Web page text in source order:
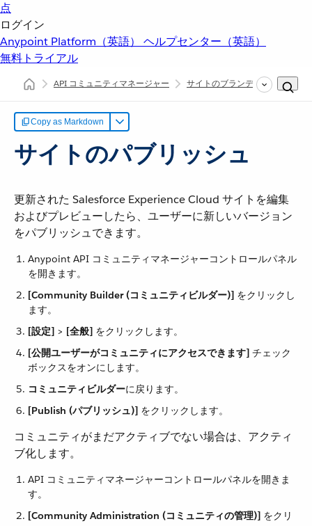
点
ログイン
Anypoint Platform（英語） ヘルプセンター（英語）
無料トライアル
API コミュニティマネージャー サイトのブランディングとカス
Copy as Markdown
サイトのパブリッシュ
更新された Salesforce Experience Cloud サイトを編集
およびプレビューしたら、ユーザーに新しいバージョン
をパブリッシュできます。
Anypoint API コミュニティマネージャーコントロールパネル
を開きます。
[Community Builder (コミュニティビルダー)] ​ をクリックし
ます。
[設定] ​ > ​ [全般] ​ をクリックします。
[公開ユーザーがコミュニティにアクセスできます] ​ チェック
ボックスをオンにします。
コミュニティビルダー​に戻ります。
[Publish (パブリッシュ)] ​ をクリックします。
コミュニティがまだアクティブでない場合は、アクティ
ブ化します。
API コミュニティマネージャーコントロールパネルを開きま
す。
[Community Administration (コミュニティの管理)] ​ をクリ